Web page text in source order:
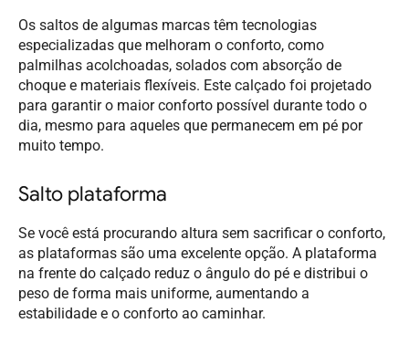
Os saltos de algumas marcas têm tecnologias
especializadas que melhoram o conforto, como
palmilhas acolchoadas, solados com absorção de
choque e materiais flexíveis. Este calçado foi projetado
para garantir o maior conforto possível durante todo o
dia, mesmo para aqueles que permanecem em pé por
muito tempo.
Salto plataforma
Se você está procurando altura sem sacrificar o conforto,
as plataformas são uma excelente opção. A plataforma
na frente do calçado reduz o ângulo do pé e distribui o
peso de forma mais uniforme, aumentando a
estabilidade e o conforto ao caminhar.